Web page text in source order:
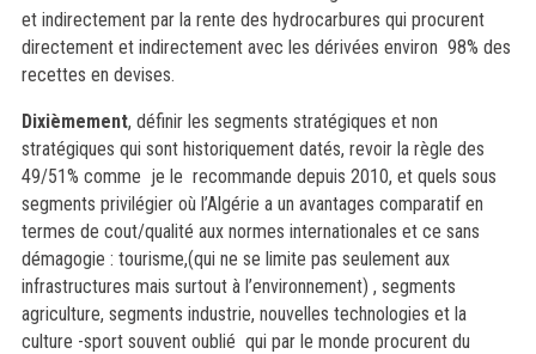
et indirectement par la rente des hydrocarbures qui procurent
directement et indirectement avec les dérivées environ 98% des
recettes en devises.
Dixièmement, définir les segments stratégiques et non
stratégiques qui sont historiquement datés, revoir la règle des
49/51% comme je le recommande depuis 2010, et quels sous
segments privilégier où l’Algérie a un avantages comparatif en
termes de cout/qualité aux normes internationales et ce sans
démagogie : tourisme,(qui ne se limite pas seulement aux
infrastructures mais surtout à l’environnement) , segments
agriculture, segments industrie, nouvelles technologies et la
culture -sport souvent oublié qui par le monde procurent du